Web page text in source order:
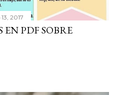
2017
PDF SOBRE